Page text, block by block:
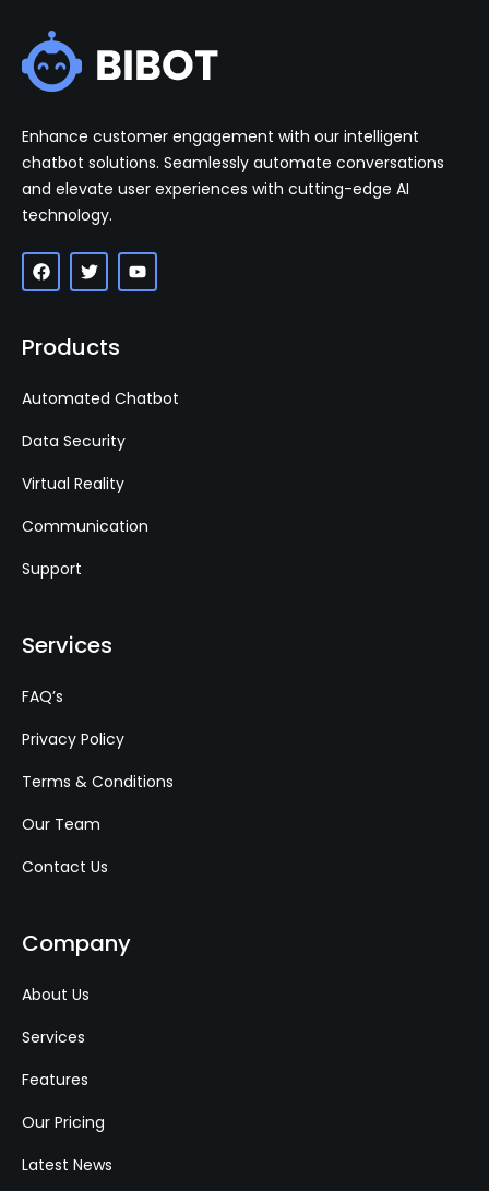
Enhance customer engagement with our intelligent
chatbot solutions. Seamlessly automate conversations
and elevate user experiences with cutting-edge AI
technology.
Products
Automated Chatbot
Data Security
Virtual Reality
Communication
Support
Services
FAQ’s
Privacy Policy
Terms & Conditions
Our Team
Contact Us
Company
About Us
Services
Features
Our Pricing
Latest News